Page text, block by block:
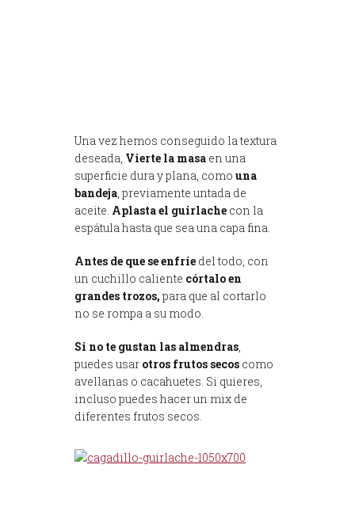
Una vez hemos conseguido la textura
deseada, Vierte la masa en una
superficie dura y plana, como una
bandeja, previamente untada de
aceite. Aplasta el guirlache con la
espátula hasta que sea una capa fina.
Antes de que se enfríe del todo, con
un cuchillo caliente córtalo en
grandes trozos, para que al cortarlo
no se rompa a su modo.
Si no te gustan las almendras,
puedes usar otros frutos secos como
avellanas o cacahuetes. Si quieres,
incluso puedes hacer un mix de
diferentes frutos secos.